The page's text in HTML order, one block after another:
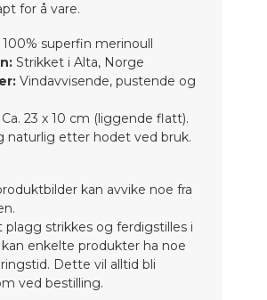
for å vare.
100% superfin merinoull
Strikket i Alta, Norge
Vindavvisende, pustende og
Ca. 23 x 10 cm (liggende flatt).
naturlig etter hodet ved bruk.
kan avvike noe fra
plagg strikkes og ferdigstilles i
kan enkelte produkter ha noe
Dette vil alltid bli
ved bestilling.